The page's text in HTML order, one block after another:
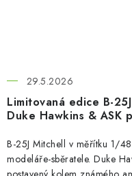
Limitovaná edice B-
Duke Hawkins & ASK
29.5.2026
B-25J Mitchell v měřítku 1/
modeláře-sběratele. Duke